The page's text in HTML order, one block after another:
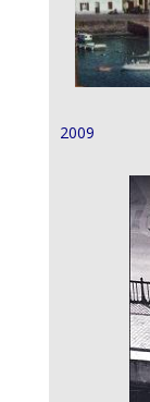
2009